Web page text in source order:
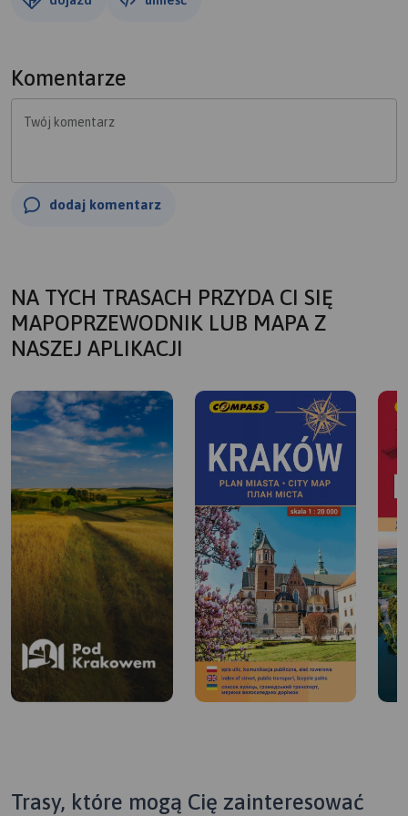
Komentarze
Twój komentarz
dodaj komentarz
NA TYCH TRASACH PRZYDA CI SIĘ
MAPOPRZEWODNIK LUB MAPA Z
NASZEJ APLIKACJI
Trasy, które mogą Cię zainteresować